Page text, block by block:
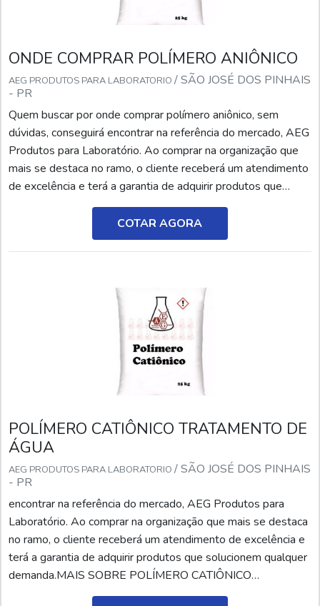
ONDE COMPRAR POLÍMERO ANIÔNICO
AEG PRODUTOS PARA LABORATORIO / SÃO JOSÉ DOS PINHAIS
- PR
Quem buscar por onde comprar polímero aniônico, sem
dúvidas, conseguirá encontrar na referência do mercado, AEG
Produtos para Laboratório. Ao comprar na organização que
mais se destaca no ramo, o cliente receberá um atendimento
de excelência e terá a garantia de adquirir produtos que
solucionem qualquer demanda.Quando o interesse é por
onde comprar polímero aniônico, com a equipe da AEG
Produtos para Laboratório o cliente encontrará pre...
COTAR AGORA
POLÍMERO CATIÔNICO TRATAMENTO DE
ÁGUA
AEG PRODUTOS PARA LABORATORIO / SÃO JOSÉ DOS PINHAIS
- PR
encontrar na referência do mercado, AEG Produtos para
Laboratório. Ao comprar na organização que mais se destaca
no ramo, o cliente receberá um atendimento de excelência e
terá a garantia de adquirir produtos que solucionem qualquer
demanda.MAIS SOBRE POLÍMERO CATIÔNICO
TRATAMENTO DE ÁGUASe alguém buscar por polímero